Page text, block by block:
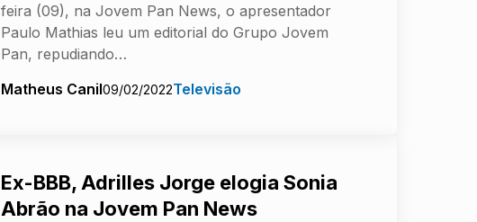
feira (09), na Jovem Pan News, o apresentador
Paulo Mathias leu um editorial do Grupo Jovem
Pan, repudiando…
Matheus Canil09/02/2022Televisão
Ex-BBB, Adrilles Jorge elogia Sonia
Abrão na Jovem Pan News